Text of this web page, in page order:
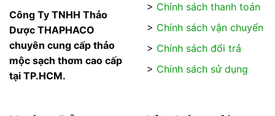
Các
tùy
chọn
có
thể
được
Các
tùy
có
được
Công Ty TNHH Thảo
Dược THAPHACO
chuyên cung cấp thảo
mộc sạch thơm cao cấp
tại TP.HCM.
> Chính sách thanh toán
> Chính sách vận chuyển
> Chính sách đổi trả
> Chính sách sử dụng